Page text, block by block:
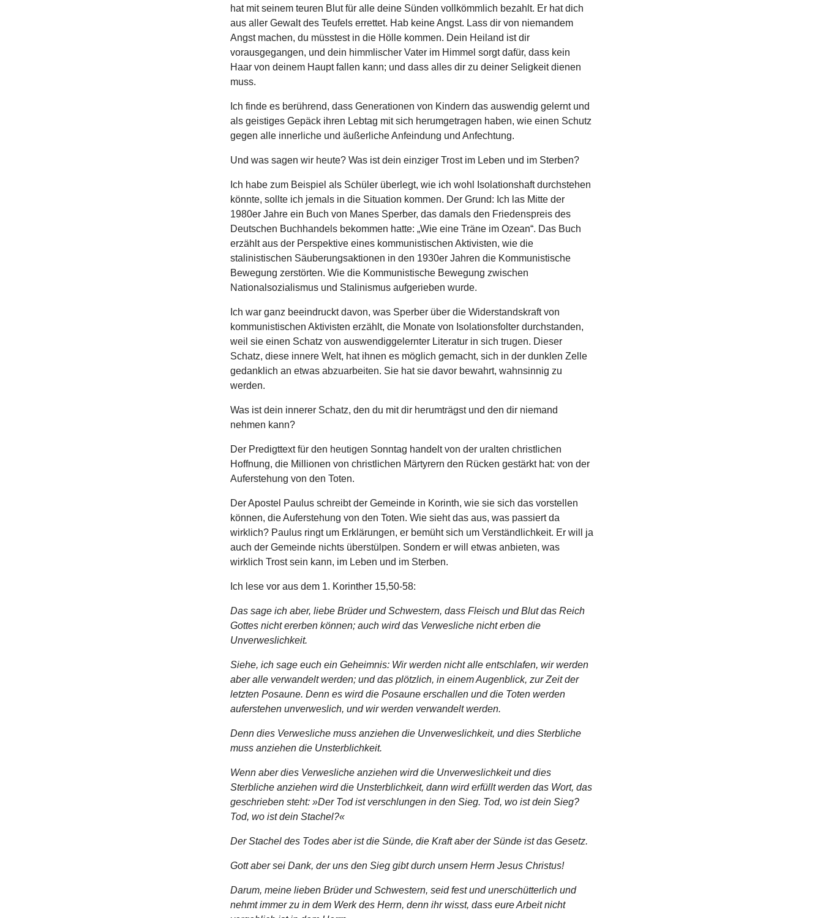
hat mit seinem teuren Blut für alle deine Sünden vollkömmlich bezahlt. Er hat dich
aus aller Gewalt des Teufels errettet. Hab keine Angst. Lass dir von niemandem
Angst machen, du müsstest in die Hölle kommen. Dein Heiland ist dir
vorausgegangen, und dein himmlischer Vater im Himmel sorgt dafür, dass kein
Haar von deinem Haupt fallen kann; und dass alles dir zu deiner Seligkeit dienen
muss.
Ich finde es berührend, dass Generationen von Kindern das auswendig gelernt und
als geistiges Gepäck ihren Lebtag mit sich herumgetragen haben, wie einen Schutz
gegen alle innerliche und äußerliche Anfeindung und Anfechtung.
Und was sagen wir heute? Was ist dein einziger Trost im Leben und im Sterben?
Ich habe zum Beispiel als Schüler überlegt, wie ich wohl Isolationshaft durchstehen
könnte, sollte ich jemals in die Situation kommen. Der Grund: Ich las Mitte der
1980er Jahre ein Buch von Manes Sperber, das damals den Friedenspreis des
Deutschen Buchhandels bekommen hatte: „Wie eine Träne im Ozean“. Das Buch
erzählt aus der Perspektive eines kommunistischen Aktivisten, wie die
stalinistischen Säuberungsaktionen in den 1930er Jahren die Kommunistische
Bewegung zerstörten. Wie die Kommunistische Bewegung zwischen
Nationalsozialismus und Stalinismus aufgerieben wurde.
Ich war ganz beeindruckt davon, was Sperber über die Widerstandskraft von
kommunistischen Aktivisten erzählt, die Monate von Isolationsfolter durchstanden,
weil sie einen Schatz von auswendiggelernter Literatur in sich trugen. Dieser
Schatz, diese innere Welt, hat ihnen es möglich gemacht, sich in der dunklen Zelle
gedanklich an etwas abzuarbeiten. Sie hat sie davor bewahrt, wahnsinnig zu
werden.
Was ist dein innerer Schatz, den du mit dir herumträgst und den dir niemand
nehmen kann?
Der Predigttext für den heutigen Sonntag handelt von der uralten christlichen
Hoffnung, die Millionen von christlichen Märtyrern den Rücken gestärkt hat: von der
Auferstehung von den Toten.
Der Apostel Paulus schreibt der Gemeinde in Korinth, wie sie sich das vorstellen
können, die Auferstehung von den Toten. Wie sieht das aus, was passiert da
wirklich? Paulus ringt um Erklärungen, er bemüht sich um Verständlichkeit. Er will ja
auch der Gemeinde nichts überstülpen. Sondern er will etwas anbieten, was
wirklich Trost sein kann, im Leben und im Sterben.
Ich lese vor aus dem 1. Korinther 15,50-58:
Das sage ich aber, liebe Brüder und Schwestern, dass Fleisch und Blut das Reich
Gottes nicht ererben können; auch wird das Verwesliche nicht erben die
Unverweslichkeit.
Siehe, ich sage euch ein Geheimnis: Wir werden nicht alle entschlafen, wir werden
aber alle verwandelt werden; und das plötzlich, in einem Augenblick, zur Zeit der
letzten Posaune. Denn es wird die Posaune erschallen und die Toten werden
auferstehen unverweslich, und wir werden verwandelt werden.
Denn dies Verwesliche muss anziehen die Unverweslichkeit, und dies Sterbliche
muss anziehen die Unsterblichkeit.
Wenn aber dies Verwesliche anziehen wird die Unverweslichkeit und dies
Sterbliche anziehen wird die Unsterblichkeit, dann wird erfüllt werden das Wort, das
geschrieben steht: »Der Tod ist verschlungen in den Sieg. Tod, wo ist dein Sieg?
Tod, wo ist dein Stachel?«
Der Stachel des Todes aber ist die Sünde, die Kraft aber der Sünde ist das Gesetz.
Gott aber sei Dank, der uns den Sieg gibt durch unsern Herrn Jesus Christus!
Darum, meine lieben Brüder und Schwestern, seid fest und unerschütterlich und
nehmt immer zu in dem Werk des Herrn, denn ihr wisst, dass eure Arbeit nicht